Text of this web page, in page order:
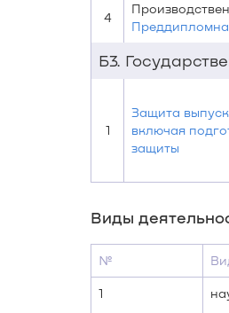
4
Б3.
1
Защита
включая
защиты
Виды
№
1